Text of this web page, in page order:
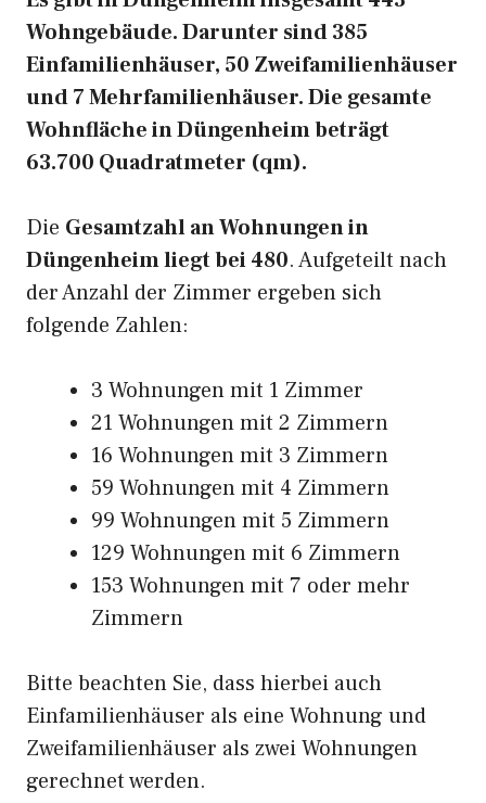
Wohngebäude. Darunter sind 385
Einfamilienhäuser, 50 Zweifamilienhäuser
und 7 Mehrfamilienhäuser. Die gesamte
Wohnfläche in Düngenheim beträgt
63.700 Quadratmeter (qm).
Die Gesamtzahl an Wohnungen in
Düngenheim liegt bei 480. Aufgeteilt nach
der Anzahl der Zimmer ergeben sich
folgende Zahlen:
3 Wohnungen mit 1 Zimmer
21 Wohnungen mit 2 Zimmern
16 Wohnungen mit 3 Zimmern
59 Wohnungen mit 4 Zimmern
99 Wohnungen mit 5 Zimmern
129 Wohnungen mit 6 Zimmern
153 Wohnungen mit 7 oder mehr
Zimmern
Bitte beachten Sie, dass hierbei auch
Einfamilienhäuser als eine Wohnung und
Zweifamilienhäuser als zwei Wohnungen
gerechnet werden.